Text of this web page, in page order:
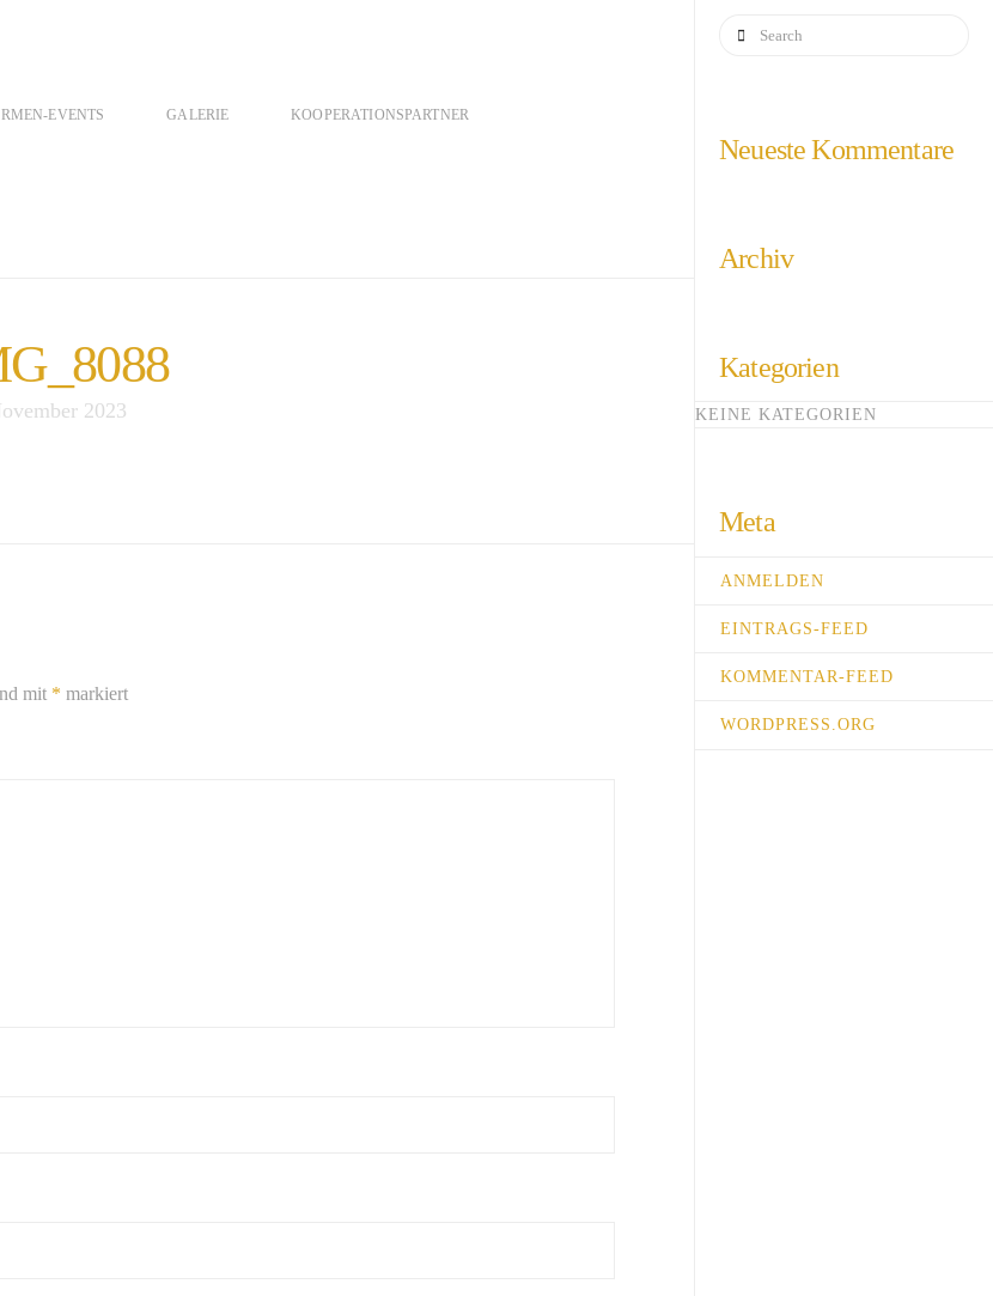
EVENTS GALERIE KOOPERATIONSPARTNER
2023
mit * markiert
Search
Neueste Kommentare
Archiv
Kategorien
KEINE KATEGORIEN
Meta
ANMELDEN
EINTRAGS-FEED
KOMMENTAR-FEED
WORDPRESS.ORG